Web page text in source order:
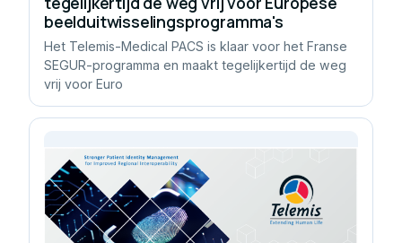
beelduitwisselingsprogramma's
Het Telemis-Medical PACS is klaar voor het Franse
SEGUR-programma en maakt tegelijkertijd de weg
vrij voor Euro